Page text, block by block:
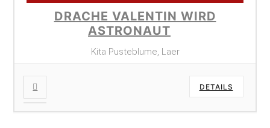
DRACHE VALENTIN WIRD
ASTRONAUT
Kita Pusteblume, Laer
DETAILS